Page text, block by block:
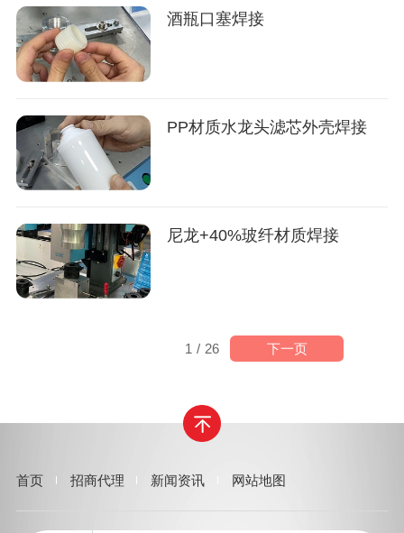
酒瓶口塞焊接
PP材质水龙头滤芯外壳焊接
尼龙+40%玻纤材质焊接
1 / 26 下一页
首页 招商代理 新闻资讯 网站地图